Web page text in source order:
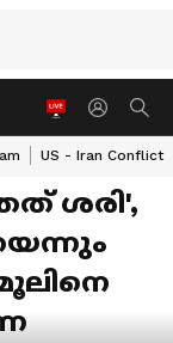
US - Iran Conflict
ശരി',